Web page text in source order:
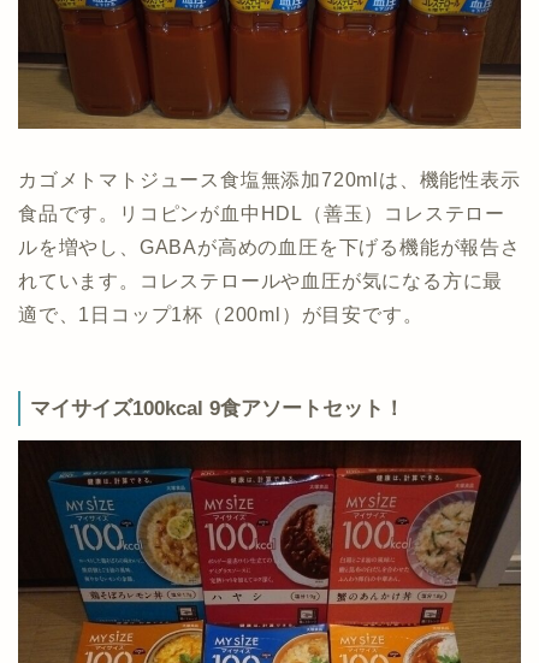
カゴメトマトジュース食塩無添加720mlは、機能性表示
食品です。リコピンが血中HDL（善玉）コレステロー
ルを増やし、GABAが高めの血圧を下げる機能が報告さ
れています。コレステロールや血圧が気になる方に最
適で、1日コップ1杯（200ml）が目安です。
マイサイズ100kcal 9食アソートセット！